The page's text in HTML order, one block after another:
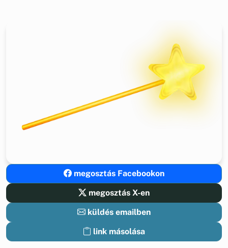
megosztás Facebookon
megosztás X-en
küldés emailben
link másolása